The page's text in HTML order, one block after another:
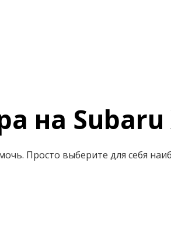
на Subaru
Просто выберите для себя